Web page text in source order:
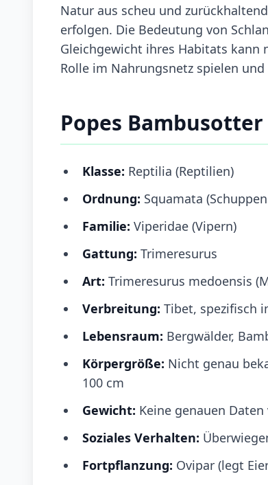
Natur aus scheu und
erfolgen. Die Bedeutung von
Gleichgewicht ihres Habitats kann
Rolle im Nahrungsnetz spielen
Popes
Klasse: Reptilia (Reptilien)
Ordnung: Squamata
Familie: Viperidae (Vipern)
Gattung: Trimeresurus
Art: Trimeresurus medoensis
Verbreitung: Tibet, spezifisch
Lebensraum: Bergwälder,
Körpergröße: Nicht genau
100 cm
Gewicht: Keine genauen
Soziales Verhalten:
Fortpflanzung: Ovipar (legt